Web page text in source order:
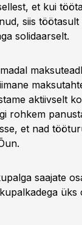
et kui
siis
solidaarselt.
aktiivselt
rohkem
et nad
saajate
üks